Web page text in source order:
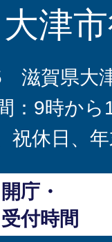
大津
滋賀県大
：9時から
祝休日、
開庁・
受付時間